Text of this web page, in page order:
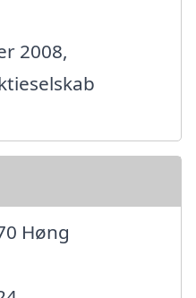
2008,
Høng